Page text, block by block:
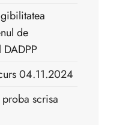
de
04.11.2024
scrisa